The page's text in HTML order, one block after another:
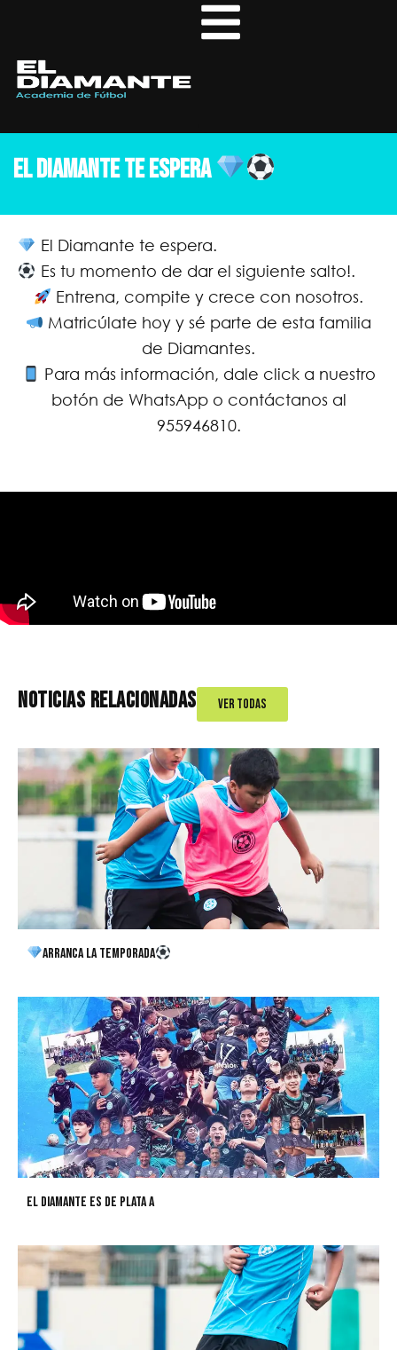
EL DIAMANTE TE ESPERA
El Diamante te espera.
Es tu momento de dar el siguiente salto!.
Entrena, compite y crece con nosotros.
Matricúlate hoy y sé parte de esta familia
de Diamantes.
Para más información, dale click a nuestro
botón de WhatsApp o contáctanos al
955946810.
NOTICIAS RELACIONADAS Ver Todas
Arranca la Temporada
El Diamante es de Plata A